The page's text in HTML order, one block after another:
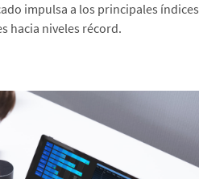
impulsa a los principales índices
hacia niveles récord.